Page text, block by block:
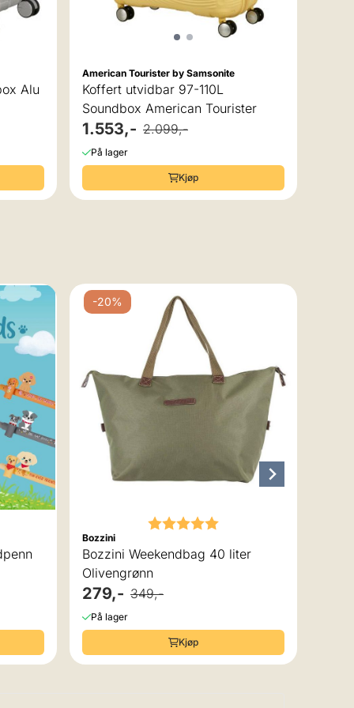
Alu
American Tourister by Samsonite
Koffert utvidbar 97-110L
Soundbox American Tourister
1.553,- 2.099,-
På lager
Kjøp
-20%
Karakter:
Bozzini
Bozzini Weekendbag 40 liter
Olivengrønn
279,- 349,-
På lager
Kjøp